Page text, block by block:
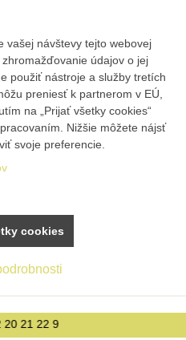
vašej návštevy tejto webovej
údajov o jej
použiť nástroje a služby tretích
preniesť k partnerom v EÚ,
na „Prijať všetky cookies“
Nižšie môžete nájsť
svoje preferencie.
cookies